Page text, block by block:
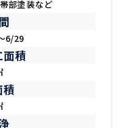
部塗装など
6/29
積